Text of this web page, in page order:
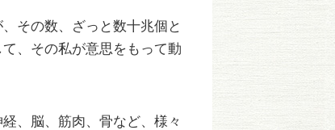
その数、ざっと数十兆個と
、その私が意思をもって動
、脳、筋肉、骨など、様々